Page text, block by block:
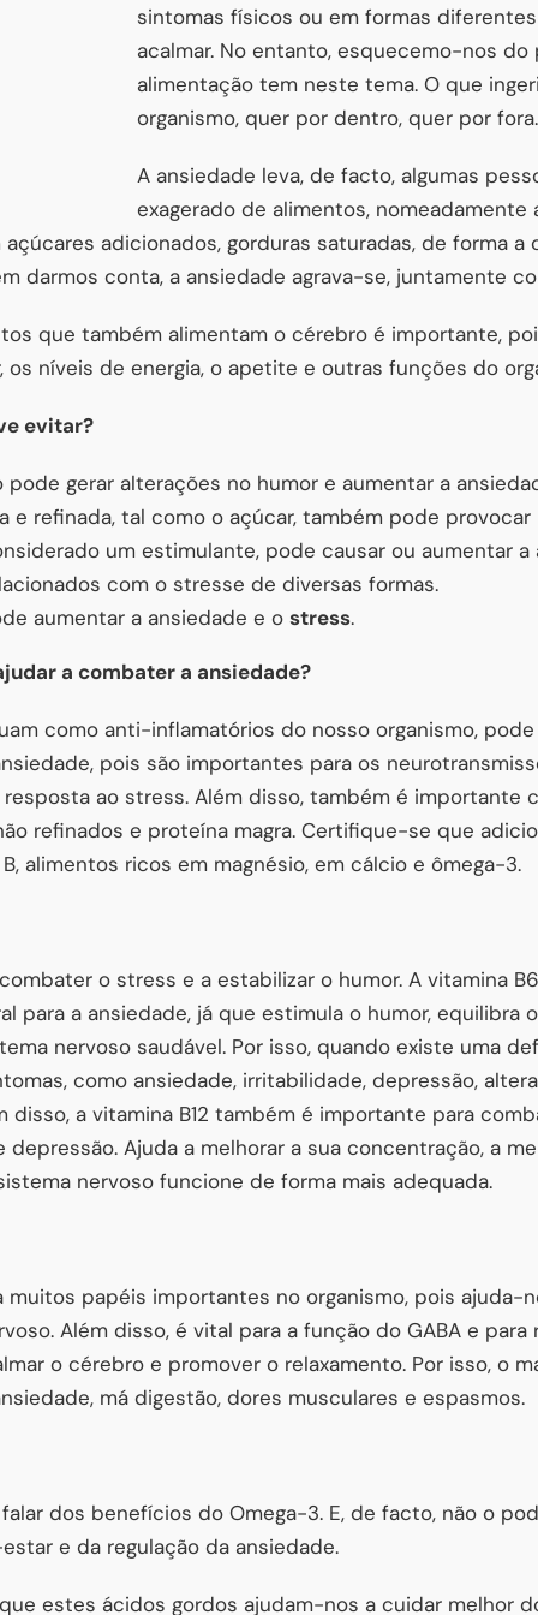
sintomas físicos ou em formas
acalmar. No entanto, esquecemo-nos
alimentação tem neste tema. O que
organismo, quer por dentro, quer por fora.
A ansiedade leva, de facto, algumas
exagerado de alimentos,
adicionados, gorduras saturadas, de forma a
darmos conta, a ansiedade agrava-se, juntamente
que também alimentam o cérebro é importante,
os níveis de energia, o apetite e outras funções do
evitar?
pode gerar alterações no humor e aumentar a
e refinada, tal como o açúcar, também pode provocar
um estimulante, pode causar ou aumentar
com o stresse de diversas formas.
aumentar a ansiedade e o stress.
a combater a ansiedade?
como anti-inflamatórios do nosso organismo,
pois são importantes para os
ao stress. Além disso, também é importante
refinados e proteína magra. Certifique-se que
alimentos ricos em magnésio, em cálcio e ômega-3.
o stress e a estabilizar o humor. A vitamina
para a ansiedade, já que estimula o humor, equilibra
nervoso saudável. Por isso, quando existe uma
como ansiedade, irritabilidade, depressão,
disso, a vitamina B12 também é importante para
Ajuda a melhorar a sua concentração, a
nervoso funcione de forma mais adequada.
muitos papéis importantes no organismo, pois ajuda-
Além disso, é vital para a função do GABA e
o cérebro e promover o relaxamento. Por isso, o
má digestão, dores musculares e espasmos.
dos benefícios do Omega-3. E, de facto, não o
e da regulação da ansiedade.
estes ácidos gordos ajudam-nos a cuidar melhor